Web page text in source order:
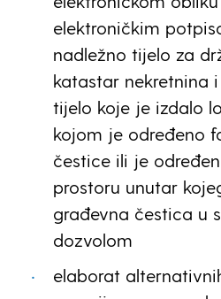
elektroničkim
nadležno tijelo za
katastar nekretnina
tijelo koje je izdalo
kojom je određeno
čestice ili je
prostoru unutar
građevna čestica u
dozvolom
elaborat